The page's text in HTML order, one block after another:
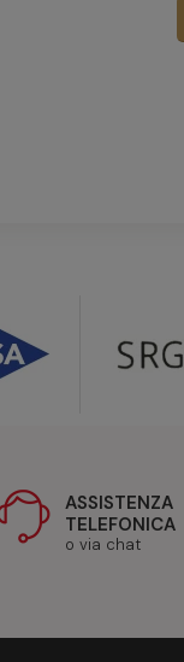
ASSISTENZA
TELEFONICA
o via chat